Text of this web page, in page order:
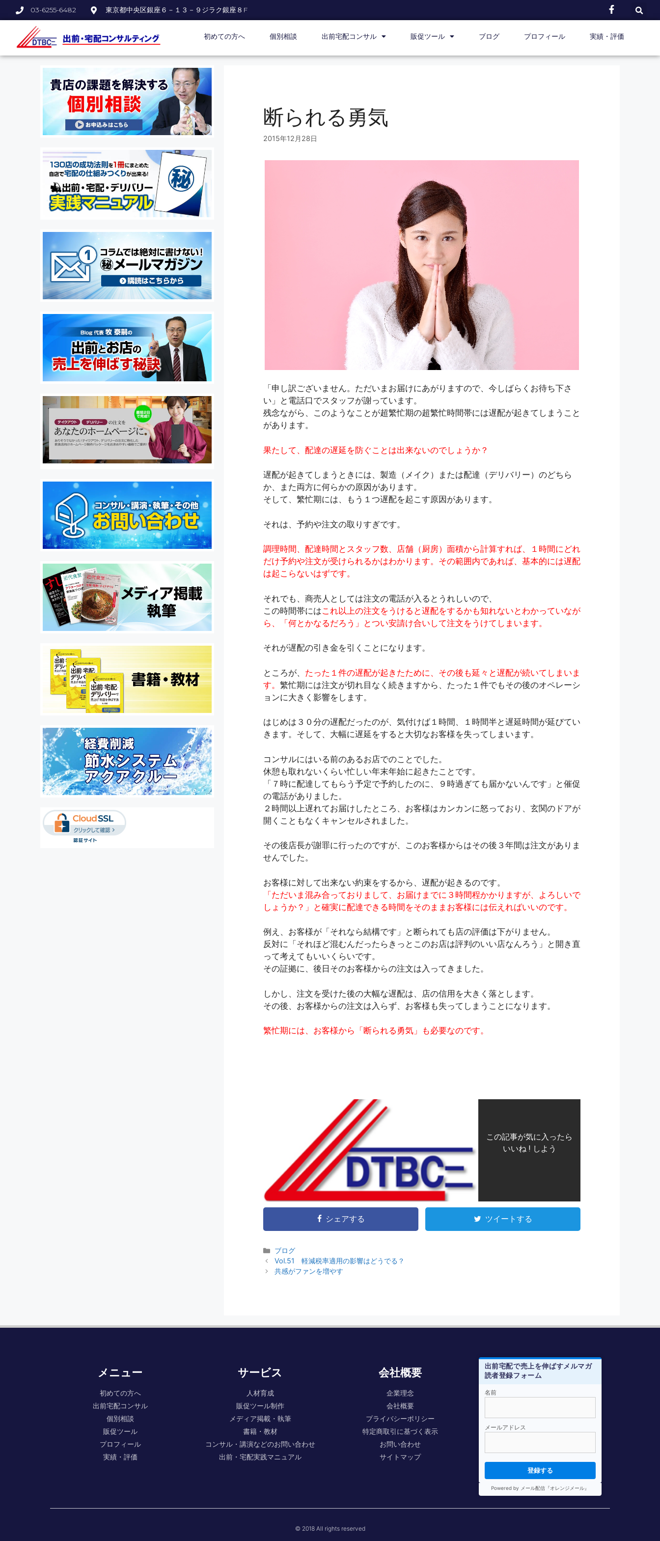
03-6255-6482 東京都中央区銀座６－１３－９ジラク銀座８F
初めての方へ 個別相談 出前宅配コンサル 販促ツール ブログ プロフィール 実績・評価
断られる勇気
2015年12月28日
「申し訳ございません。ただいまお届けにあがりますので、今しばらくお待ち下さ
い」と電話口でスタッフが謝っています。
残念ながら、このようなことが超繁忙期の超繁忙時間帯には遅配が起きてしまうこと
があります。
果たして、配達の遅延を防ぐことは出来ないのでしょうか？
遅配が起きてしまうときには、製造（メイク）または配達（デリバリー）のどちら
か、また両方に何らかの原因があります。
そして、繁忙期には、もう１つ遅配を起こす原因があります。
それは、予約や注文の取りすぎです。
調理時間、配達時間とスタッフ数、店舗（厨房）面積から計算すれば、１時間にどれ
だけ予約や注文が受けられるかはわかります。その範囲内であれば、基本的には遅配
は起こらないはずです。
それでも、商売人としては注文の電話が入るとうれしいので、
この時間帯にはこれ以上の注文をうけると遅配をするかも知れないとわかっていなが
ら、「何とかなるだろう」とつい安請け合いして注文をうけてしまいます。
それが遅配の引き金を引くことになります。
ところが、 たった１件の遅配が起きたために、その後も延々と遅配が続いてしまいま
す。 繁忙期には注文が切れ目なく続きますから、たった１件でもその後のオペレーシ
ョンに大きく影響をします。
はじめは３０分の遅配だったのが、気付けば１時間、１時間半と遅延時間が延びてい
きます。そして、大幅に遅延をすると大切なお客様を失ってしまいます。
コンサルにはいる前のあるお店でのことでした。
休憩も取れないくらい忙しい年末年始に起きたことです。
「７時に配達してもらう予定で予約したのに、９時過ぎても届かないんです」と催促
の電話がありました。
２時間以上遅れてお届けしたところ、お客様はカンカンに怒っており、玄関のドアが
開くこともなくキャンセルされました。
その後店長が謝罪に行ったのですが、このお客様からはその後３年間は注文がありま
せんでした。
お客様に対して出来ない約束をするから、遅配が起きるのです。
「ただいま混み合っておりまして、お届けまでに３時間程かかりますが、よろしいで
しょうか？」と確実に配達できる時間をそのままお客様には伝えればいいのです。
例え、お客様が「それなら結構です」と断られても店の評価は下がりません。
反対に「それほど混むんだったらきっとこのお店は評判のいい店なんろう」と開き直
って考えてもいいくらいです。
その証拠に、後日そのお客様からの注文は入ってきました。
しかし、注文を受けた後の大幅な遅配は、店の信用を大きく落とします。
その後、お客様からの注文は入らず、お客様も失ってしまうことになります。
繁忙期には、お客様から「断られる勇気」も必要なのです。
この記事が気に入ったら
いいね ! しよう
シェアする ツイートする
ブログ
Vol.51 軽減税率適用の影響はどうでる？
共感がファンを増やす
メニュー
初めての方へ
出前宅配コンサル
個別相談
販促ツール
プロフィール
実績・評価
サービス
人材育成
販促ツール制作
メディア掲載・執筆
書籍・教材
コンサル・講演などのお問い合わせ
出前・宅配実践マニュアル
会社概要
企業理念
会社概要
プライバシーポリシー
特定商取引に基づく表示
お問い合わせ
サイトマップ
出前宅配で売上を伸ばすメルマガ
読者登録フォーム
名前
メールアドレス
登録する
Powered by メール配信『オレンジメール』
© 2018 All rights reserved
メルマガ登録はこちらから